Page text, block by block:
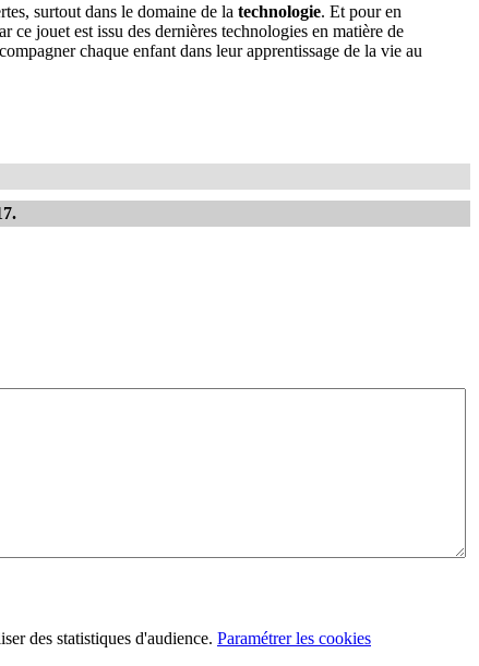
surtout dans le domaine de la technologie. Et pour en
ce jouet est issu des dernières technologies en matière de
chaque enfant dans leur apprentissage de la vie au
des statistiques d'audience. Paramétrer les cookies